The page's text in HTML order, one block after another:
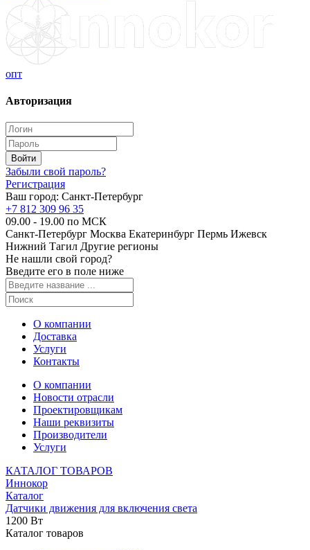
опт
Авторизация
Забыли свой пароль?
Регистрация
Ваш город: Санкт-Петербург
+7 812 309 96 35
09.00 - 19.00 по МСК
Санкт-Петербург Москва Екатеринбург Пермь Ижевск
Нижний Тагил Другие регионы
Не нашли свой город?
Введите его в поле ниже
О компании
Доставка
Услуги
Контакты
О компании
Новости отрасли
Проектировщикам
Наши реквизиты
Производители
Услуги
КАТАЛОГ ТОВАРОВ
Иннокор
Каталог
Датчики движения для включения света
1200 Вт
Каталог товаров